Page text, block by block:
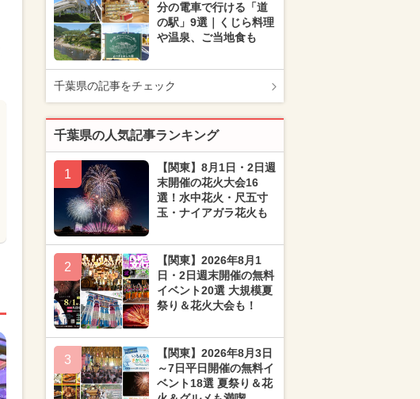
分の電車で行ける「道
の駅」9選｜くじら料理
や温泉、ご当地食も
千葉県の記事をチェック
千葉県の人気記事ランキング
1
【関東】8月1日・2日週
末開催の花火大会16
選！水中花火・尺五寸
玉・ナイアガラ花火も
2
【関東】2026年8月1
日・2日週末開催の無料
イベント20選 大規模夏
祭り＆花火大会も！
3
【関東】2026年8月3日
～7日平日開催の無料イ
ベント18選 夏祭り＆花